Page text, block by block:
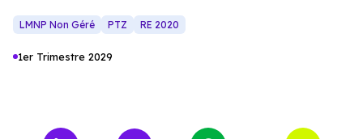
LMNP Non Géré PTZ RE 2020
1er Trimestre 2029